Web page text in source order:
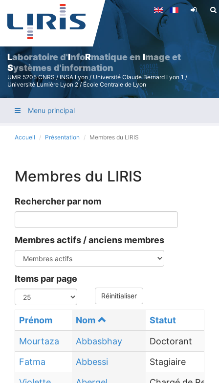
Aller
au
contenu
principal
Laboratoire d'InfoRmatique en Image et
Systèmes d'information
UMR 5205 CNRS / INSA Lyon / Université Claude Bernard Lyon 1 /
Université Lumière Lyon 2 / École Centrale de Lyon
Menu principal
Accueil Présentation Membres du LIRIS
Membres du LIRIS
Rechercher par nom
Membres actifs / anciens membres
Items par page
Réinitialiser
Prénom Nom Statut
Mourtaza Abbasbhay
Doctorant
Fatma
Abbessi
Stagiaire